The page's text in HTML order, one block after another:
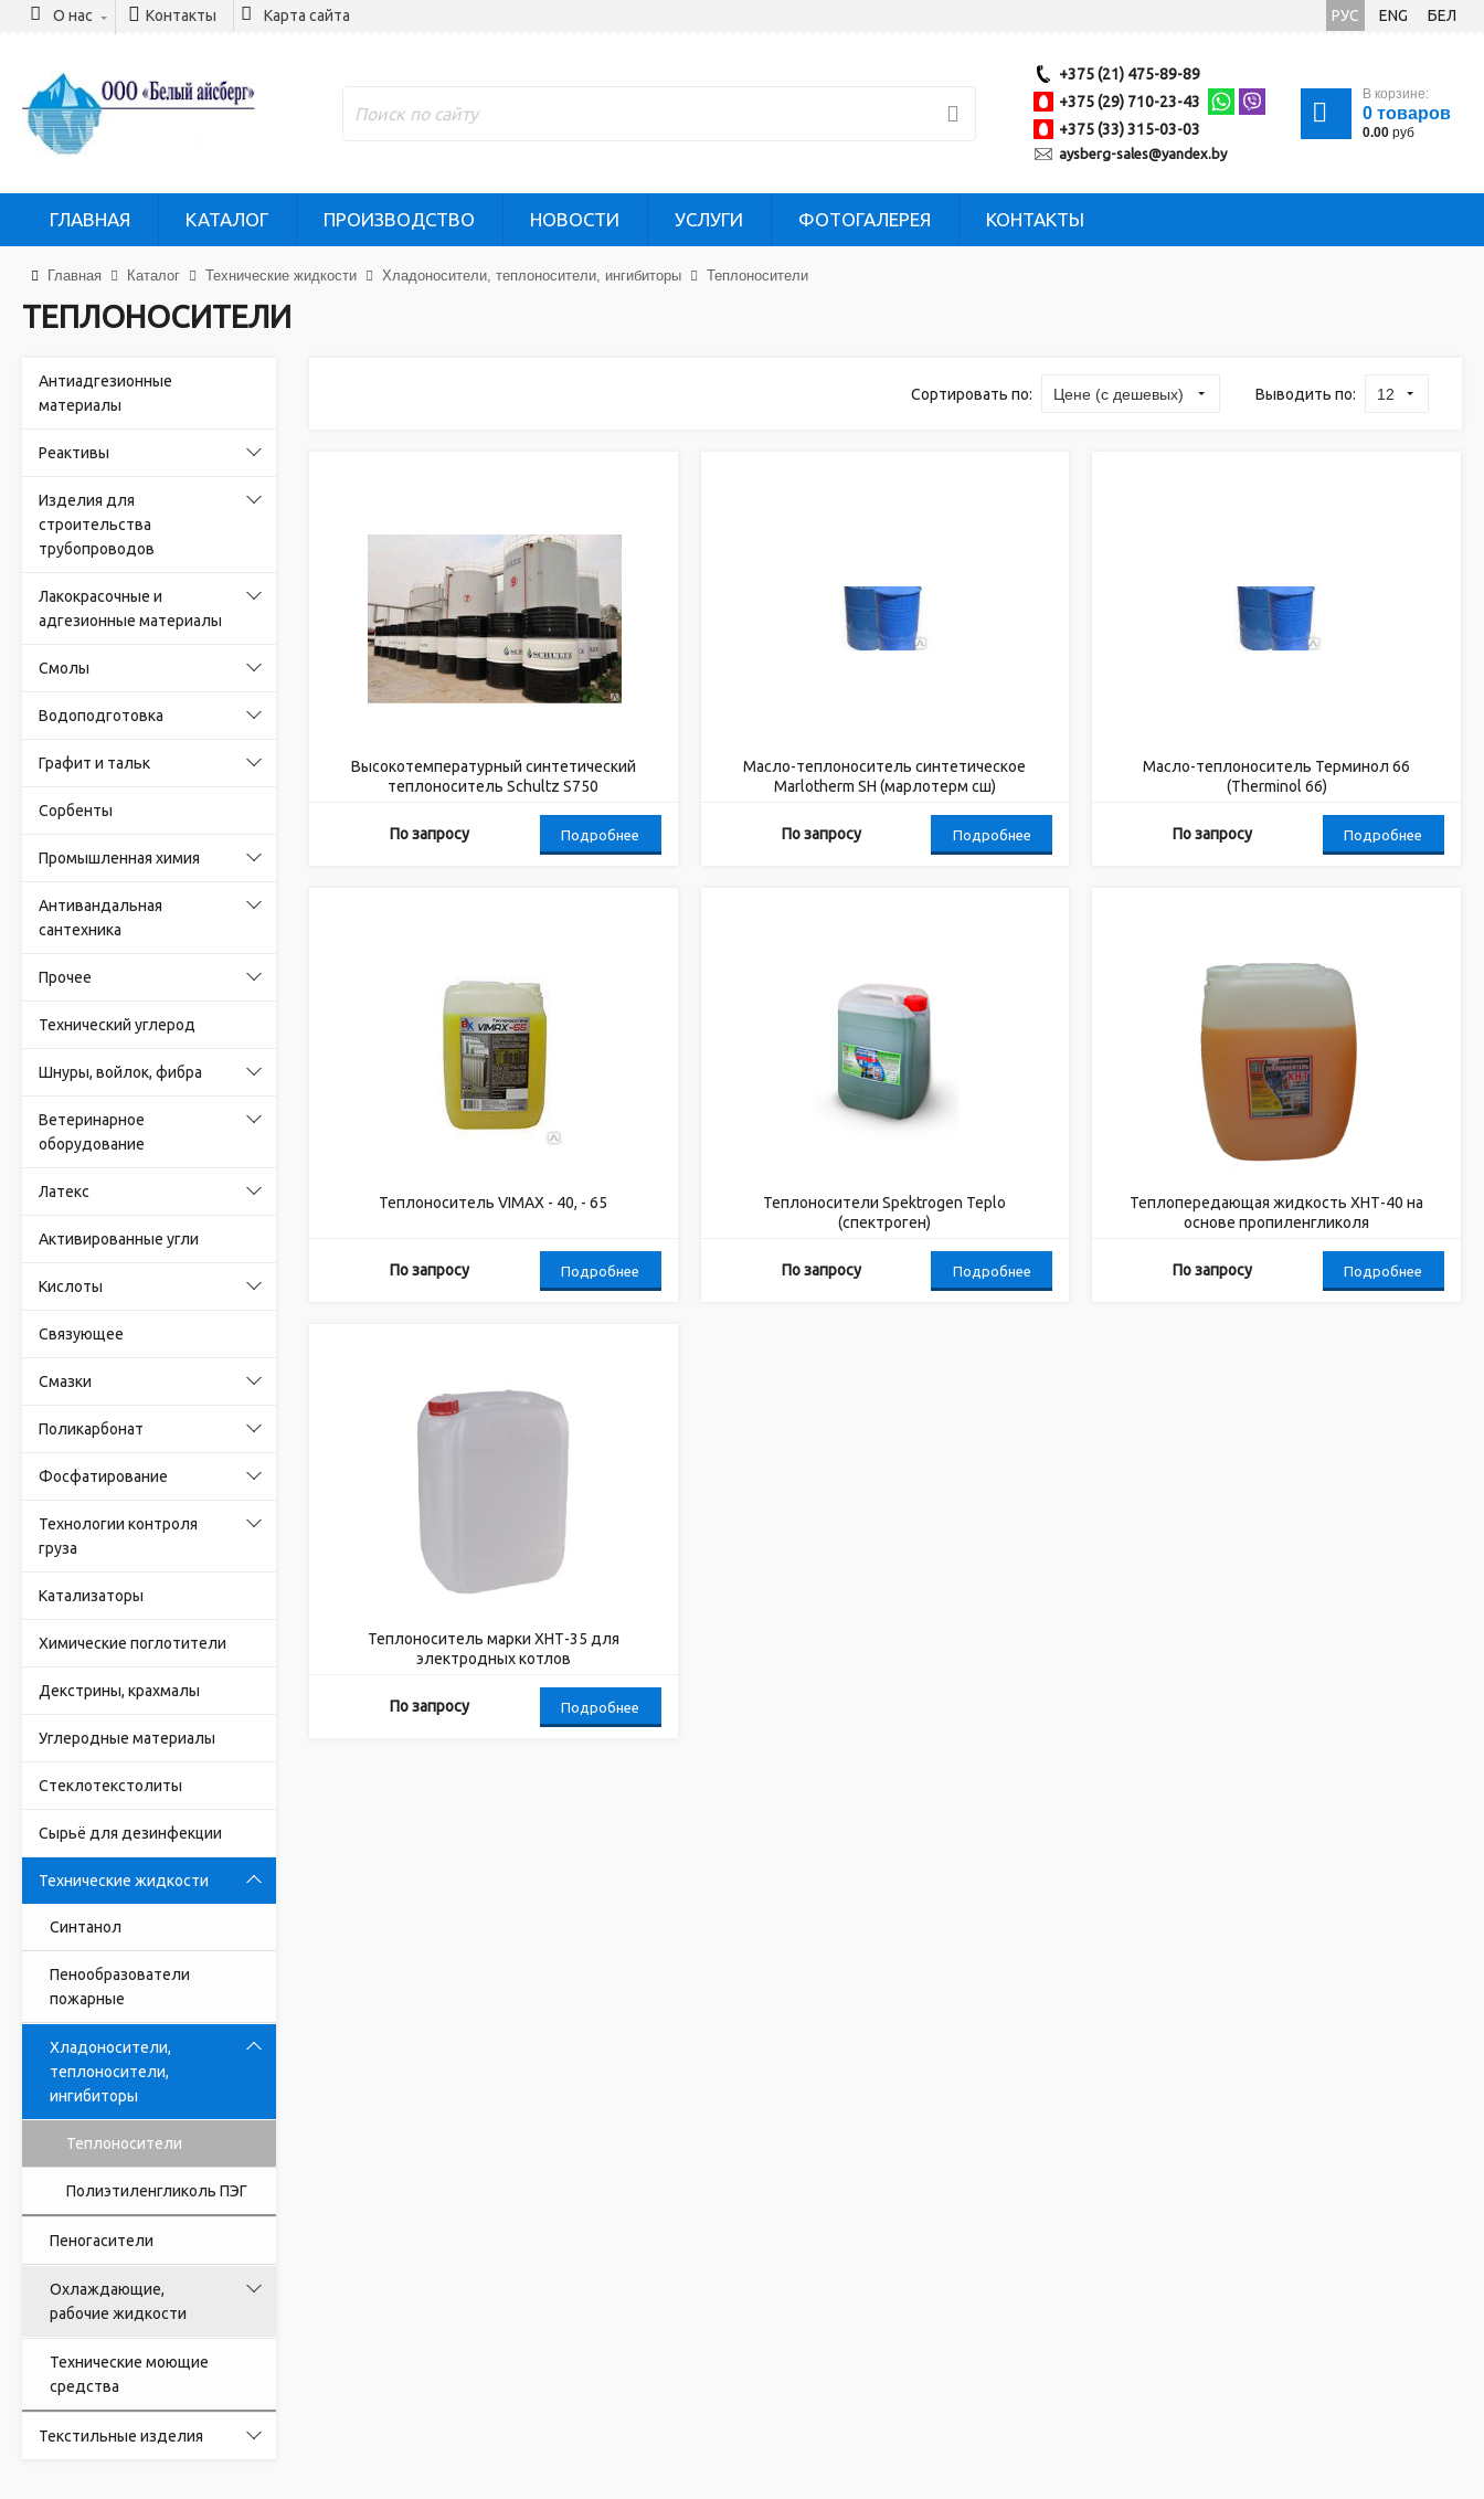
О нас Контакты Карта сайта РУС ENG БЕЛ
+375 (21) 475-89-89
+375 (29) 710-23-43
+375 (33) 315-03-03
aysberg-sales@yandex.by
В корзине:
0 товаров
0.00 руб
ГЛАВНАЯ КАТАЛОГ ПРОИЗВОДСТВО НОВОСТИ УСЛУГИ ФОТОГАЛЕРЕЯ КОНТАКТЫ
Главная Каталог Технические жидкости Хладоносители, теплоносители, ингибиторы Теплоносители
ТЕПЛОНОСИТЕЛИ
Антиадгезионные
материалы
Реактивы
Изделия для
строительства
трубопроводов
Лакокрасочные и
адгезионные материалы
Смолы
Водоподготовка
Графит и тальк
Сорбенты
Промышленная химия
Антивандальная
сантехника
Прочее
Технический углерод
Шнуры, войлок, фибра
Ветеринарное
оборудование
Латекс
Активированные угли
Кислоты
Связующее
Смазки
Поликарбонат
Фосфатирование
Технологии контроля
груза
Катализаторы
Химические поглотители
Декстрины, крахмалы
Углеродные материалы
Стеклотекстолиты
Сырьё для дезинфекции
Технические жидкости
Синтанол
Пенообразователи
пожарные
Хладоносители,
теплоносители,
ингибиторы
Теплоносители
Полиэтиленгликоль ПЭГ
Пеногасители
Охлаждающие,
рабочие жидкости
Технические моющие
средства
Текстильные изделия
Сортировать по: Цене (с дешевых) Выводить по: 12
Высокотемпературный синтетический
теплоноситель Schultz S750
По запросу Подробнее
Масло-теплоноситель синтетическое
Marlotherm SH (марлотерм сш)
По запросу Подробнее
Масло-теплоноситель Терминол 66
(Therminol 66)
По запросу Подробнее
Теплоноситель VIMAX - 40, - 65
По запросу Подробнее
Теплоносители Spektrogen Teplo
(спектроген)
По запросу Подробнее
Теплопередающая жидкость ХНТ-40 на
основе пропиленгликоля
По запросу Подробнее
Теплоноситель марки ХНТ-35 для
электродных котлов
По запросу Подробнее